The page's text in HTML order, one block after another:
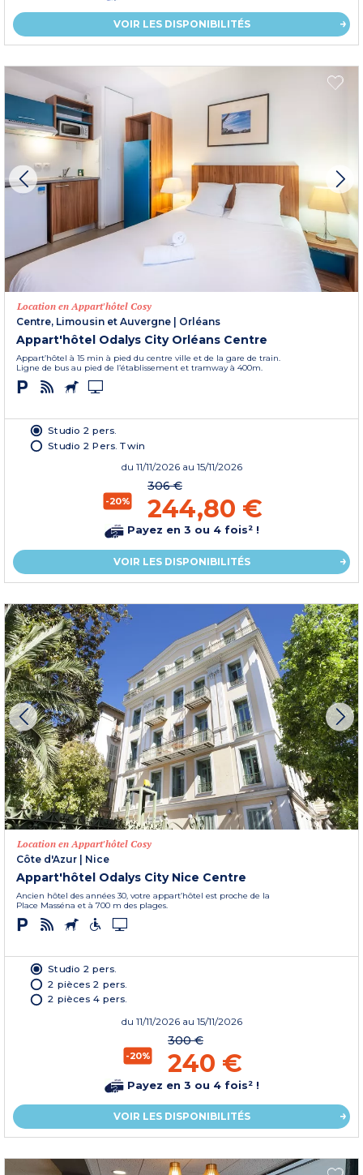
VOIR LES DISPONIBILITÉS
Location en Appart'hôtel Cosy
Centre, Limousin et Auvergne
Orléans
Appart'hôtel Odalys City Orléans Centre
Appart’hôtel à 15 min à pied du centre ville et de la gare de train.
Ligne de bus au pied de l’établissement et tramway à 400m.
Studio 2 pers.
Studio 2 Pers. Twin
du 11/11/2026 au 15/11/2026
-20%
306 €
244,80 €
Payez en 3 ou 4 fois² !
VOIR LES DISPONIBILITÉS
Location en Appart'hôtel Cosy
Côte d'Azur
Nice
Appart'hôtel Odalys City Nice Centre
Ancien hôtel des années 30, votre appart’hôtel est proche de la
Place Masséna et à 700 m des plages.
Studio 2 pers.
2 pièces 2 pers.
2 pièces 4 pers.
du 11/11/2026 au 15/11/2026
-20%
300 €
240 €
Payez en 3 ou 4 fois² !
VOIR LES DISPONIBILITÉS